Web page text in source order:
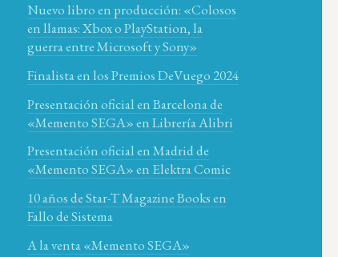
Nuevo libro en producción: «Colosos
en llamas: Xbox o PlayStation, la
guerra entre Microsoft y Sony»
Finalista en los Premios DeVuego 2024
Presentación oficial en Barcelona de
«Memento SEGA» en Librería Alibri
Presentación oficial en Madrid de
«Memento SEGA» en Elektra Comic
10 años de Star-T Magazine Books en
Fallo de Sistema
A la venta «Memento SEGA»